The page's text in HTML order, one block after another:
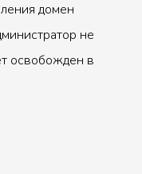
домен
не
освобожден в